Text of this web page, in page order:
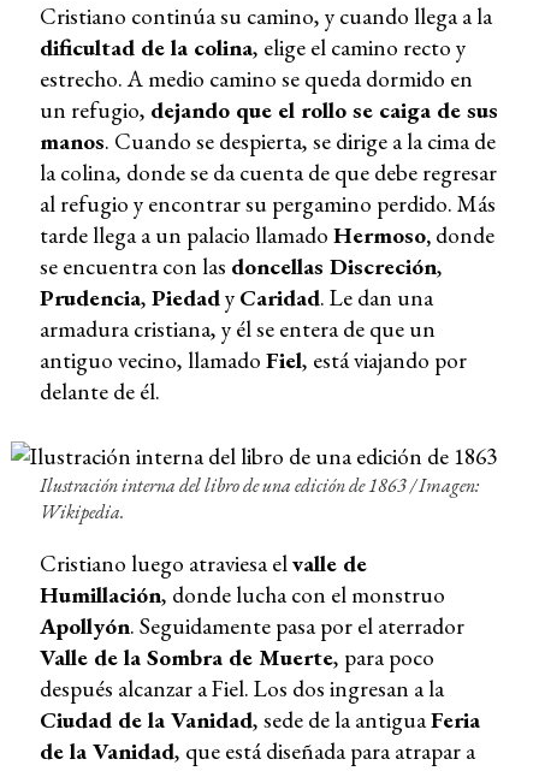
Cristiano continúa su camino, y cuando llega a la
dificultad de la colina, elige el camino recto y
estrecho. A medio camino se queda dormido en
un refugio, dejando que el rollo se caiga de sus
manos. Cuando se despierta, se dirige a la cima de
la colina, donde se da cuenta de que debe regresar
al refugio y encontrar su pergamino perdido. Más
tarde llega a un palacio llamado Hermoso,donde
se encuentra con las doncellas Discreción,
Prudencia, Piedady Caridad. Le dan una
armadura cristiana, y él se entera de que un
antiguo vecino, llamado Fiel, está viajando por
delante de él.
Ilustración interna del libro de una edición de 1863 /Imagen:
Wikipedia.
Cristiano luego atraviesa elvalle de
Humillación, donde lucha con el monstruo
Apollyón. Seguidamente pasa por el aterrador
Valle de la Sombra de Muerte, para poco
después alcanzar a Fiel. Los dos ingresan a la
Ciudad de la Vanidad, sede de la antiguaFeria
de la Vanidad, que está diseñada para atrapar a